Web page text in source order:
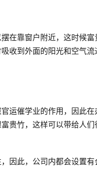
靠窗户附近，这时候富
收到外面的阳光和空气
催学业的作用，因此在
贵竹，这样可以带给人
此，公司内都会设置有